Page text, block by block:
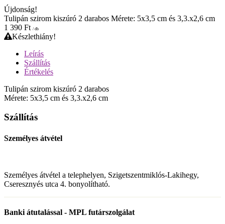
Újdonság!
Tulipán szirom kiszúró 2 darabos Mérete: 5x3,5 cm és 3,3.x2,6 cm
1 390 Ft / db
Készlethiány!
Leírás
Szállítás
Értékelés
Tulipán szirom kiszúró 2 darabos
Mérete: 5x3,5 cm és 3,3.x2,6 cm
Szállítás
Személyes átvétel
Személyes átvétel a telephelyen, Szigetszentmiklós-Lakihegy,
Cseresznyés utca 4. bonyolítható.
Banki átutalással - MPL futárszolgálat